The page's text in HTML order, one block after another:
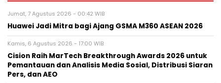
Jumat, 7 Agustus 2026 - 00:42 WIB
Huawei Jadi Mitra bagi Ajang GSMA M360 ASEAN 2026
Kamis, 6 Agustus 2026 - 17:00 WIB
Cision Raih MarTech Breakthrough Awards 2026 untuk
Pemantauan dan Analisis Media Sosial, Distribusi Siaran
Pers, dan AEO